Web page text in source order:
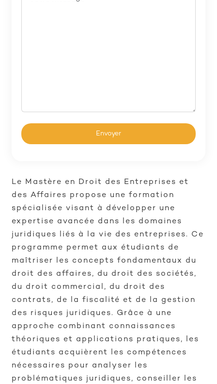
Le Mastère en Droit des Entreprises et
des Affaires propose une formation
spécialisée visant à développer une
expertise avancée dans les domaines
juridiques liés à la vie des entreprises. Ce
programme permet aux étudiants de
maîtriser les concepts fondamentaux du
droit des affaires, du droit des sociétés,
du droit commercial, du droit des
contrats, de la fiscalité et de la gestion
des risques juridiques. Grâce à une
approche combinant connaissances
théoriques et applications pratiques, les
étudiants acquièrent les compétences
nécessaires pour analyser les
problématiques juridiques, conseiller les